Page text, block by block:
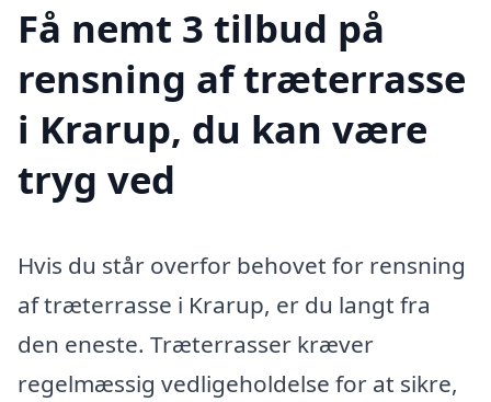
Få nemt 3 tilbud på
rensning af træterrasse
i Krarup, du kan være
tryg ved
Hvis du står overfor behovet for rensning
af træterrasse i Krarup, er du langt fra
den eneste. Træterrasser kræver
regelmæssig vedligeholdelse for at sikre,